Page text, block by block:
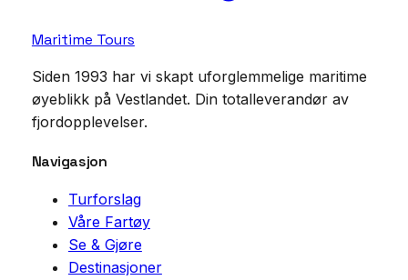
Maritime Tours
Siden 1993 har vi skapt uforglemmelige maritime
øyeblikk på Vestlandet. Din totalleverandør av
fjordopplevelser.
Navigasjon
Turforslag
Våre Fartøy
Se & Gjøre
Destinasjoner